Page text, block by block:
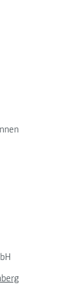
JOANNEUM Logo